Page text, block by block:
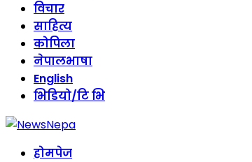
विचार
साहित्य
कोपिला
नेपालभाषा
English
भिडियो/टि भि
होमपेज